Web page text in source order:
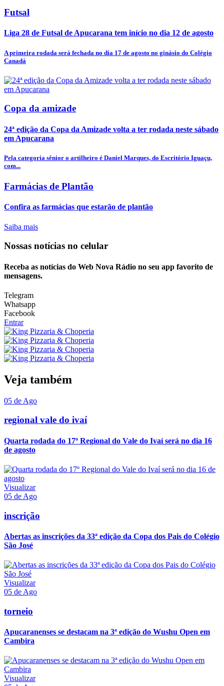
Futsal
Liga 28 de Futsal de Apucarana tem início no dia 12 de agosto
A primeira rodada será fechada no dia 17 de agosto no ginásio do Colégio
Canadá
Copa da amizade
24ª edição da Copa da Amizade volta a ter rodada neste sábado
em Apucarana
Pela categoria sênior o artilheiro é Daniel Marques, do Escritório Iguaçu,
com...
Farmácias de Plantão
Confira as farmácias que estarão de plantão
Saiba mais
Nossas notícias no celular
Receba as notícias do Web Nova Rádio no seu app favorito de
mensagens.
Telegram
Whatsapp
Facebook
Entrar
Veja também
05 de Ago
regional vale do ivaí
Quarta rodada do 17º Regional do Vale do Ivaí será no dia 16
de agosto
Visualizar
05 de Ago
inscrição
Abertas as inscrições da 33ª edição da Copa dos Pais do Colégio
São José
Visualizar
05 de Ago
torneio
Apucaranenses se destacam na 3ª edição do Wushu Open em
Cambira
Visualizar